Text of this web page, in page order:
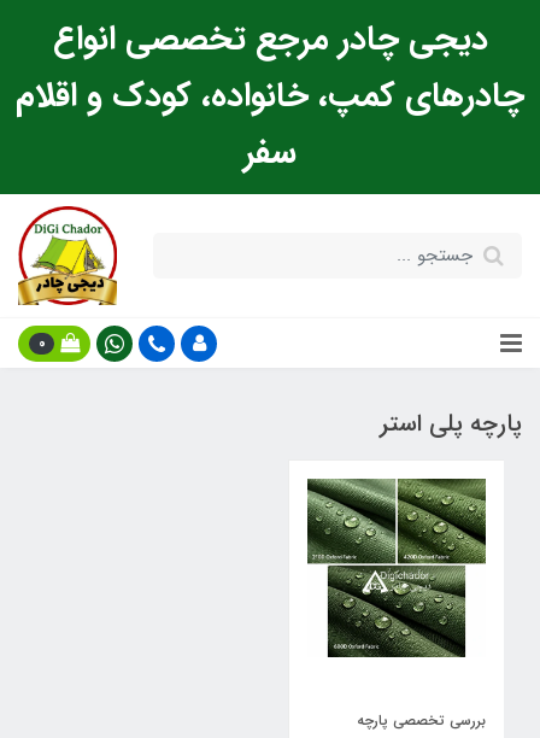
دیجی چادر مرجع تخصصی انواع
چادرهای کمپ، خانواده، کودک و اقلام
سفر
0
پارچه پلی استر
بررسی تخصصی پارچه